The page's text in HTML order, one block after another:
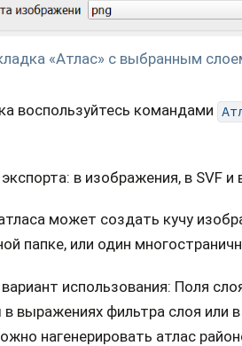
«Атлас» с выбранным
воспользуйтесь командами
в изображения, в SVF и
может создать кучу
папке, или один
использования: Поля
выражениях фильтра слоя или
нагенерировать атлас